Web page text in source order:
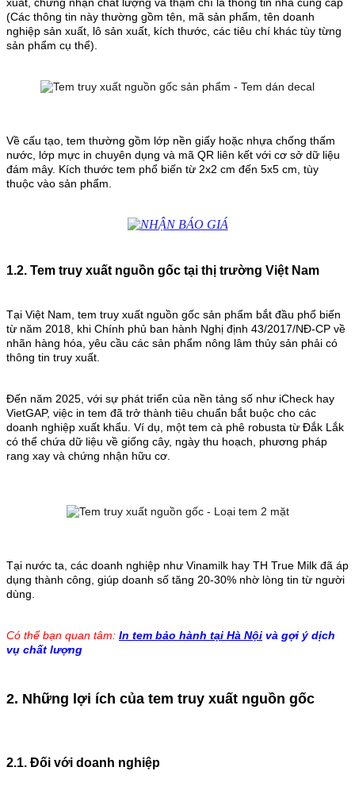
(Các thông tin này thường gồm tên, mã sản phẩm, tên doanh
nghiệp sản xuất, lô sản xuất, kích thước, các tiêu chí khác tùy từng
sản phẩm cụ thể).
Về cấu tạo, tem thường gồm lớp nền giấy hoặc nhựa chống thấm
nước, lớp mực in chuyên dụng và mã QR liên kết với cơ sở dữ liệu
đám mây. Kích thước tem phổ biến từ 2x2 cm đến 5x5 cm, tùy
thuộc vào sản phẩm.
1.2. Tem truy xuất nguồn gốc tại thị trường Việt Nam
Tại Việt Nam, tem truy xuất nguồn gốc sản phẩm bắt đầu phổ biến
từ năm 2018, khi Chính phủ ban hành Nghị định 43/2017/NĐ-CP về
nhãn hàng hóa, yêu cầu các sản phẩm nông lâm thủy sản phải có
thông tin truy xuất.
Đến năm 2025, với sự phát triển của nền tảng số như iCheck hay
VietGAP, việc in tem đã trở thành tiêu chuẩn bắt buộc cho các
doanh nghiệp xuất khẩu. Ví dụ, một tem cà phê robusta từ Đắk Lắk
có thể chứa dữ liệu về giống cây, ngày thu hoạch, phương pháp
rang xay và chứng nhận hữu cơ.
Tại nước ta, các doanh nghiệp như Vinamilk hay TH True Milk đã áp
dụng thành công, giúp doanh số tăng 20-30% nhờ lòng tin từ người
dùng.
Có thể bạn quan tâm: In tem bảo hành tại Hà Nội và gợi ý dịch
vụ chất lượng
2. Những lợi ích của tem truy xuất nguồn gốc
2.1. Đối với doanh nghiệp